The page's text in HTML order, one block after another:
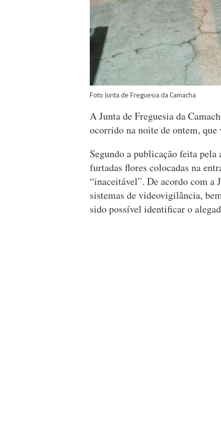
Foto Junta de Freguesia da Camacha
A Junta de Freguesia da
ocorrido na noite de ontem, que
Segundo a publicação feita
furtadas flores colocadas na
“inaceitável”. De acordo com a
sistemas de videovigilância,
sido possível identificar o